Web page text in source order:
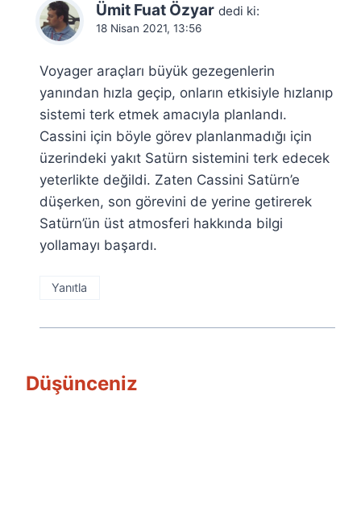
Ümit Fuat Özyar dedi ki:
18 Nisan 2021, 13:56
Voyager araçları büyük gezegenlerin
yanından hızla geçip, onların etkisiyle hızlanıp
sistemi terk etmek amacıyla planlandı.
Cassini için böyle görev planlanmadığı için
üzerindeki yakıt Satürn sistemini terk edecek
yeterlikte değildi. Zaten Cassini Satürn’e
düşerken, son görevini de yerine getirerek
Satürn’ün üst atmosferi hakkında bilgi
yollamayı başardı.
Yanıtla
Düşünceniz